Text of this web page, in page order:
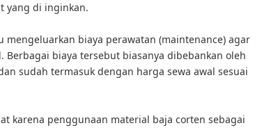
yang di inginkan.
mengeluarkan biaya perawatan (maintenance) agar
biaya tersebut biasanya dibebankan oleh
sudah termasuk dengan harga sewa awal sesuai
karena penggunaan material baja corten sebagai